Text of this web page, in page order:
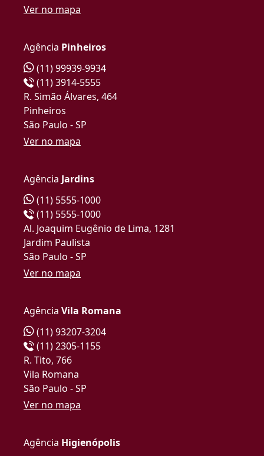
Ver no mapa
Agência Pinheiros
(11) 99939-9934
(11) 3914-5555
R. Simão Álvares, 464
Pinheiros
São Paulo - SP
Ver no mapa
Agência Jardins
(11) 5555-1000
(11) 5555-1000
Al. Joaquim Eugênio de Lima, 1281
Jardim Paulista
São Paulo - SP
Ver no mapa
Agência Vila Romana
(11) 93207-3204
(11) 2305-1155
R. Tito, 766
Vila Romana
São Paulo - SP
Ver no mapa
Agência Higienópolis